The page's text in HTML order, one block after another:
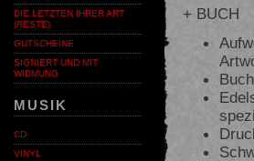
DIE LETZTEN IHRER ART
(RESTE)
GUTSCHEINE
SIGNIERT UND MIT
WIDMUNG
MUSIK
CD
VINYL
+ BUCH